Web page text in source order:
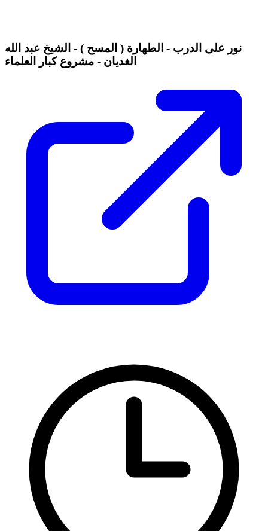
نور على الدرب - الطهارة ( المسح ) - الشيخ عبد الله
الغديان - مشروع كبار العلماء